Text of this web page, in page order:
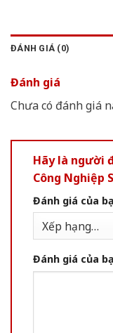
ĐÁNH GIÁ (0)
Đánh giá
Chưa có đánh giá
Hãy là người
Công Nghiệp
Đánh giá của
Đánh giá của